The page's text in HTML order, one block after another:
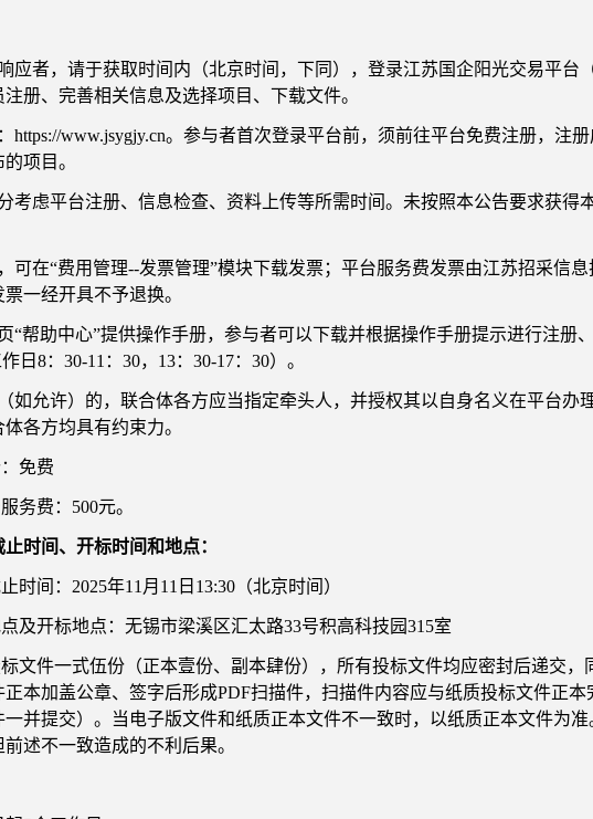
应者，请于获取时间内（北京时间，下同），登录江苏国企阳光交易平台（
册、完善相关信息及选择项目、下载文件。
https://www.jsygjy.cn。参与者首次登录平台前，须前往平台免费注册，注
项目。
考虑平台注册、信息检查、资料上传等所需时间。未按照本公告要求获得
可在“费用管理--发票管理”模块下载发票；平台服务费发票由江苏招采信
一经开具不予退换。
“帮助中心”提供操作手册，参与者可以下载并根据操作手册提示进行注册
日8：30-11：30，13：30-17：30）。
如允许）的，联合体各方应当指定牵头人，并授权其以自身名义在平台办
各方均具有约束力。
免费
务费：500元。
时间、开标时间和地点：
时间：2025年11月11日13:30（北京时间）
及开标地点：无锡市梁溪区汇太路33号积高科技园315室
文件一式伍份（正本壹份、副本肆份），所有投标文件均应密封后递交
正本加盖公章、签字后形成PDF扫描件，扫描件内容应与纸质投标文件正
并提交）。当电子版文件和纸质正本文件不一致时，以纸质正本文件为
述不一致造成的不利后果。